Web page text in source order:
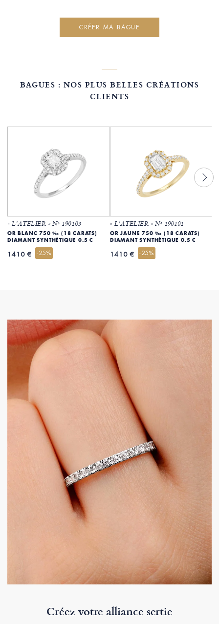
CRÉER MA BAGUE
BAGUES : NOS PLUS BELLES CRÉATIONS
CLIENTS
« L'ATELIER » Nº 190103
OR BLANC 750 ‰ (18 CARATS)
DIAMANT SYNTHÉTIQUE 0.5 C
1410 € -25%
« L'ATELIER » Nº 190101
OR JAUNE 750 ‰ (18 CARATS)
DIAMANT SYNTHÉTIQUE 0.5 C
1410 € -25%
Créez votre alliance sertie